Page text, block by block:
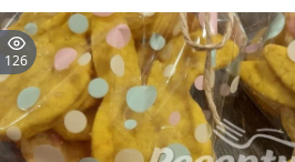
126